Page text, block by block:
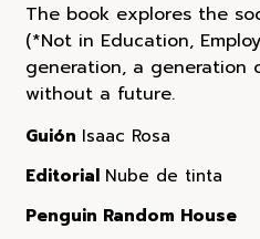
The book explores the
(*Not in Education,
generation, a generation
without a future.
Guión Isaac Rosa
Editorial Nube de tinta
Penguin Random House